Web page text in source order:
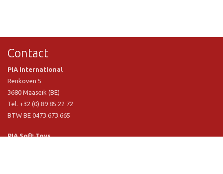
Contact
PIA International
Renkoven 5
3680 Maaseik (BE)
Tel. +32 (0) 89 85 22 72
BTW BE 0473.673.665
PIA Soft Toys